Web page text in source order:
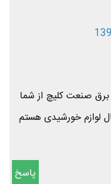
صنعت کلیچ از شما
لوازم خورشیدی هستم
پاسخ